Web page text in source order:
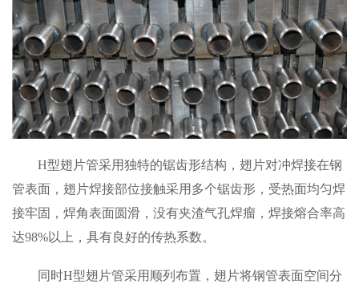
H型翅片管采用独特的锯齿形结构，翅片对冲焊接在钢
管表面，翅片焊接部位接触采用多个锯齿形，受热面均匀焊
接牢固，焊角表面圆滑，没有夹渣气孔焊瘤，焊接熔合率高
达98%以上，具有良好的传热系数。
同时H型翅片管采用顺列布置，翅片将钢管表面空间分